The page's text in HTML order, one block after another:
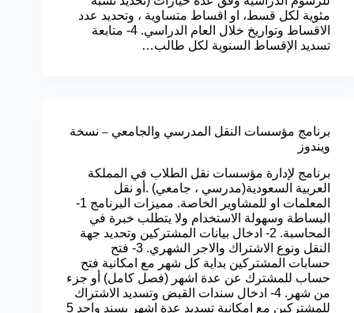
مئوية لكل قسط، او اقساط متساوية ، وتحديد عدد
الاقساط وتواريخ خلال العام الدراسي. 4- متابعة
تسديد الإقساط السنوية لكل طالب…
برنامج مؤسسات النقل المدرسي والجامعي – نسخة
ويندوز
برنامج لإدارة مؤسسات نقل الطلاب في المملكة
العربية السعودية(مدرسي ، جامعي) .أو نقل
المعلمات او للمشاوير الخاصة. مميزات البرنامج 1-
البساطة وسهولة الاستخدام ولا يتطلب خبرة في
المحاسبة. 2- ادخال بيانات المشتركين وتحديد جهة
النقل ونوع الاشتراك والاجر الشهري. 3- فتح
حسابات المشتركين بداية كل شهر مع امكانية فتح
حساب للمشترك عن عدة اشهر (فصل كامل) أو جزء
من شهر. 4- ادخال سندات القبض وتسديد الاشتراك
للمشتركين مع امكانية تسديد عدة اشهر بسند واحد 5